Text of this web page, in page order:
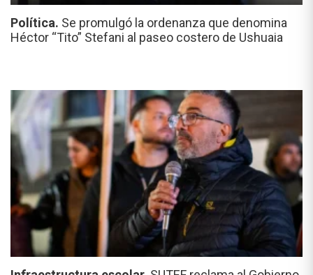
Política. Se promulgó la ordenanza que denomina
Héctor “Tito” Stefani al paseo costero de Ushuaia